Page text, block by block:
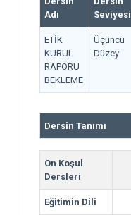
Adı
Seviyesi
ETİK
KURUL
RAPORU
BEKLEME
Üçüncü
Düzey
Dersin Tanımı
Ön Koşul
Dersleri
Eğitimin Dili